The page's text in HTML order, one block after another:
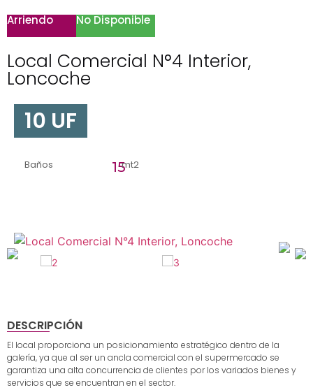
Arriendo No Disponible
Local Comercial N°4 Interior,
Loncoche
10 UF
Baños 15mt2
DESCRIPCIÓN
El local proporciona un posicionamiento estratégico dentro de la
galería, ya que al ser un ancla comercial con el supermercado se
garantiza una alta concurrencia de clientes por los variados bienes y
servicios que se encuentran en el sector.